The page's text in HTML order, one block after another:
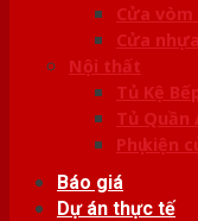
Cửa
Cửa
Nội thất
Tủ Kệ
Tủ Quần
Phụ kiện
Báo giá
Dự án thực tế